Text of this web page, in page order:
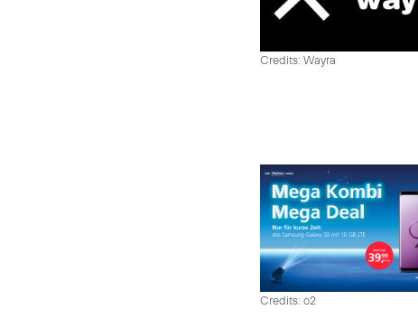
Credits: Wayra
Credits: o2